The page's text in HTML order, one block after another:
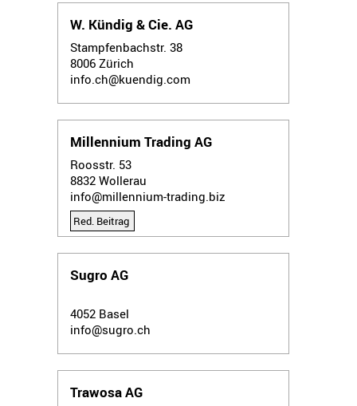
W. Kündig & Cie. AG
Stampfenbachstr. 38
8006 Zürich
info.ch@kuendig.com
Millennium Trading AG
Roosstr. 53
8832 Wollerau
info@millennium-trading.biz
Red. Beitrag
Sugro AG
4052 Basel
info@sugro.ch
Trawosa AG